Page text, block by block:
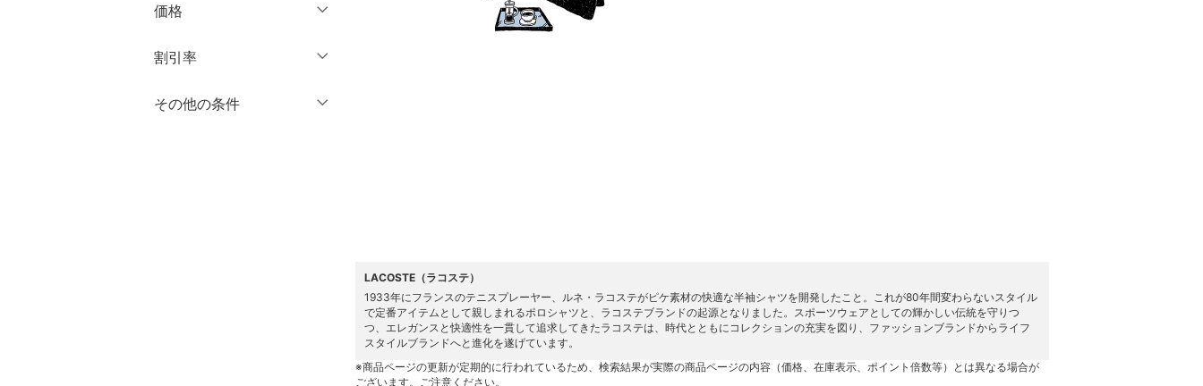
帽子
ヘアアクセサリー
マタニティウェア・ベビ
ー用品
クリア
価格
絞り込み
割引率
％OFF～ ％OFF
その他の条件
LACOSTE（ラコステ）
1933年にフランスのテニスプレーヤー、ルネ・ラコステがピケ素材の快適な半袖シャツを開発したこと。これが80年間変わらないスタイル
で定番アイテムとして親しまれるポロシャツと、ラコステブランドの起源となりました。スポーツウェアとしての輝かしい伝統を守りつ
つ、エレガンスと快適性を一貫して追求してきたラコステは、時代とともにコレクションの充実を図り、ファッションブランドからライフ
スタイルブランドへと進化を遂げています。
※商品ページの更新が定期的に行われているため、検索結果が実際の商品ページの内容（価格、在庫表示、ポイント倍数等）とは異なる場合が
ございます。ご注意ください。